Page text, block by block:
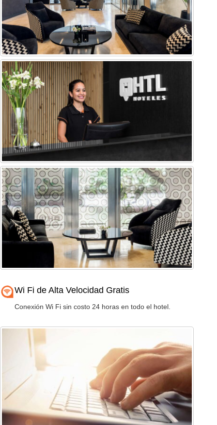
Wi Fi de Alta Velocidad Gratis
Conexión Wi Fi sin costo 24 horas en todo el hotel.